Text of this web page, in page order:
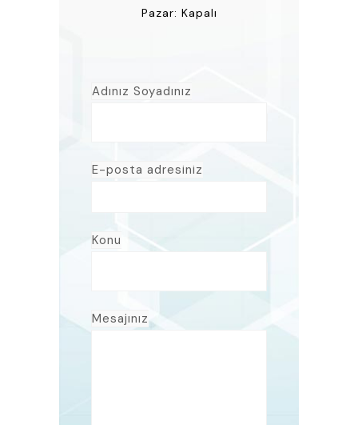
Pazar: Kapalı
Adınız Soyadınız
E-posta adresiniz
Konu
Mesajınız